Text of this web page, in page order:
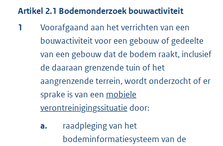
Artikel 2.1 Bodemonderzoek bouwactiviteit
1
Voorafgaand aan het verrichten van een
bouwactiviteit voor een gebouw of gedeelte
van een gebouw dat de bodem raakt, inclusief
de daaraan grenzende tuin of het
aangrenzende terrein, wordt onderzocht of er
sprake is van een mobiele
verontreinigingssituatie door:
a.
raadpleging van het
bodeminformatiesysteem van de